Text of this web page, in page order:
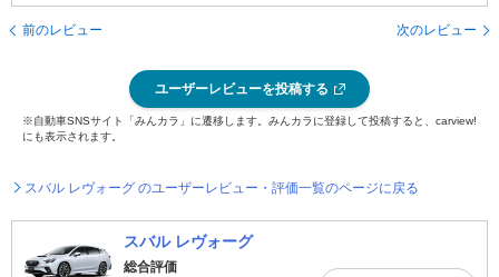
前のレビュー 次のレビュー
ユーザーレビューを投稿する
※自動車SNSサイト「みんカラ」に遷移します。みんカラに登録して投稿すると、carview!
にも表示されます。
スバル レヴォーグ のユーザーレビュー・評価一覧のページに戻る
スバル レヴォーグ
総合評価